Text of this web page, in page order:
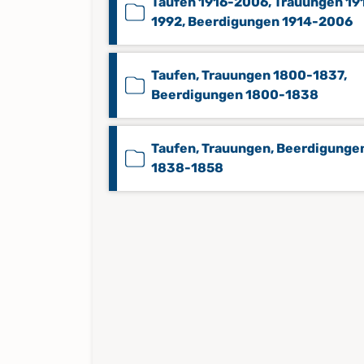
1992, Beerdigungen 1914-2006
Taufen, Trauungen 1800-1837,
Beerdigungen 1800-1838
Taufen, Trauungen,
1838-1858